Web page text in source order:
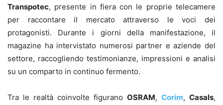
Transpotec, presente in fiera con le proprie telecamere
per raccontare il mercato attraverso le voci dei
protagonisti. Durante i giorni della manifestazione, il
magazine ha intervistato numerosi partner e aziende del
settore, raccogliendo testimonianze, impressioni e analisi
su un comparto in continuo fermento.
Tra le realtà coinvolte figurano OSRAM, Corim, Casals,